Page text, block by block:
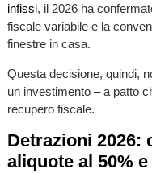
infissi, il 2026 ha
fiscale variabile e la
finestre in casa.
Questa decisione, quindi,
un investimento – a patto
recupero fiscale.
Detrazioni 2026:
aliquote al 50% e